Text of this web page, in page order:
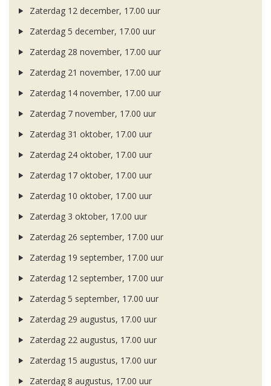
Zaterdag 12 december, 17.00 uur
Zaterdag 5 december, 17.00 uur
Zaterdag 28 november, 17.00 uur
Zaterdag 21 november, 17.00 uur
Zaterdag 14 november, 17.00 uur
Zaterdag 7 november, 17.00 uur
Zaterdag 31 oktober, 17.00 uur
Zaterdag 24 oktober, 17.00 uur
Zaterdag 17 oktober, 17.00 uur
Zaterdag 10 oktober, 17.00 uur
Zaterdag 3 oktober, 17.00 uur
Zaterdag 26 september, 17.00 uur
Zaterdag 19 september, 17.00 uur
Zaterdag 12 september, 17.00 uur
Zaterdag 5 september, 17.00 uur
Zaterdag 29 augustus, 17.00 uur
Zaterdag 22 augustus, 17.00 uur
Zaterdag 15 augustus, 17.00 uur
Zaterdag 8 augustus, 17.00 uur